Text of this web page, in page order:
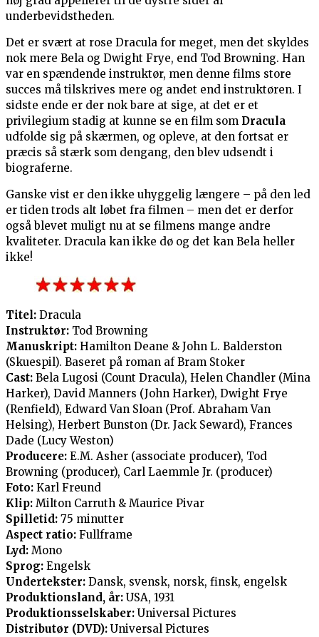
underbevidstheden.
Det er svært at rose Dracula for meget, men det skyldes
nok mere Bela og Dwight Frye, end Tod Browning. Han
var en spændende instruktør, men denne films store
succes må tilskrives mere og andet end instruktøren. I
sidste ende er der nok bare at sige, at det er et
privilegium stadig at kunne se en film som Dracula
udfolde sig på skærmen, og opleve, at den fortsat er
præcis så stærk som dengang, den blev udsendt i
biograferne.
Ganske vist er den ikke uhyggelig længere – på den led
er tiden trods alt løbet fra filmen – men det er derfor
også blevet muligt nu at se filmens mange andre
kvaliteter. Dracula kan ikke dø og det kan Bela heller
ikke!
Titel: Dracula
Instruktør: Tod Browning
Manuskript: Hamilton Deane & John L. Balderston
(Skuespil). Baseret på roman af Bram Stoker
Cast: Bela Lugosi (Count Dracula), Helen Chandler (Mina
Harker), David Manners (John Harker), Dwight Frye
(Renfield), Edward Van Sloan (Prof. Abraham Van
Helsing), Herbert Bunston (Dr. Jack Seward), Frances
Dade (Lucy Weston)
Producere: E.M. Asher (associate producer), Tod
Browning (producer), Carl Laemmle Jr. (producer)
Foto: Karl Freund
Klip: Milton Carruth & Maurice Pivar
Spilletid: 75 minutter
Aspect ratio: Fullframe
Lyd: Mono
Sprog: Engelsk
Undertekster: Dansk, svensk, norsk, finsk, engelsk
Produktionsland, år: USA, 1931
Produktionsselskaber: Universal Pictures
Distributør (DVD): Universal Pictures